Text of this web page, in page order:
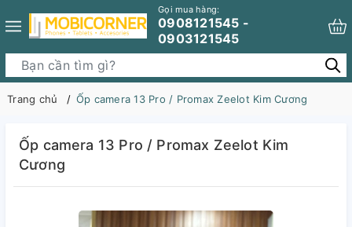
Gọi mua hàng:
0908121545 -
0903121545
Trang chủ Ốp camera 13 Pro / Promax Zeelot Kim Cương
Ốp camera 13 Pro / Promax Zeelot Kim
Cương